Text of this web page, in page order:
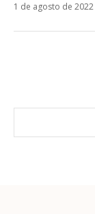
1 de agosto de 2022